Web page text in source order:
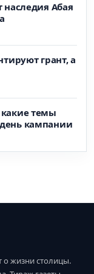
наследия Абая
грант, а
темы
кампании
о жизни столицы.